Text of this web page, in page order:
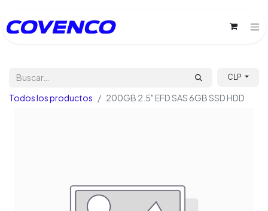
CLP
Todos los productos 200GB 2.5" EFD SAS 6GB SSD HDD